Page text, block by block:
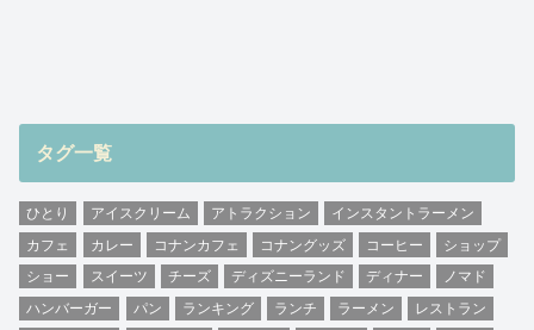
タグ一覧
ひとり アイスクリーム アトラクション
インスタントラーメン
カフェ
カレー コナンカフェ コナングッズ コーヒー
ショップ
ショー
スイーツ チーズ ディズニーランド ディナー
ノマド
ハンバーガー
パン ランキング ランチ ラーメン
レストラン